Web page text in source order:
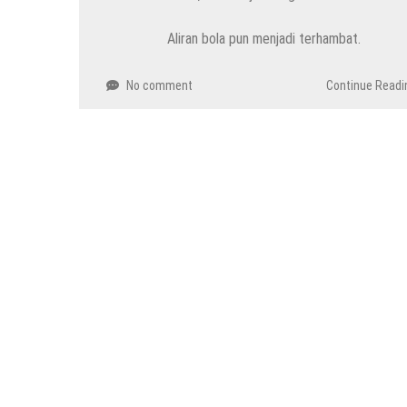
Aliran bola pun menjadi terhambat.
No comment Continue